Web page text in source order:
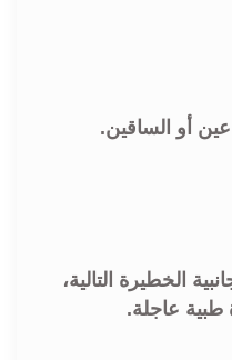
أو الساقين.
الخطيرة التالية،
عاجلة.